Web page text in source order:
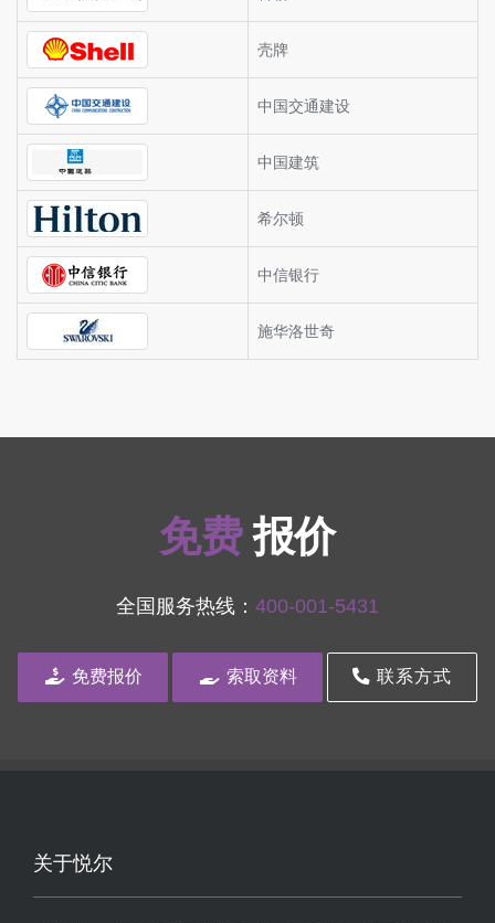
壳牌
中国交通建设
中国建筑
希尔顿
中信银行
施华洛世奇
免费报价
全国服务热线： 400-001-5431
免费报价 索取资料 联系方式
关于悦尔